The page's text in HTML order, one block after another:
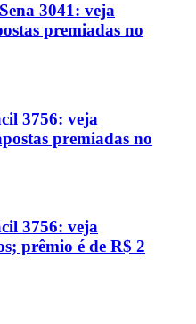
3041: veja
premiadas no
3756: veja
premiadas no
3756: veja
prêmio é de R$ 2